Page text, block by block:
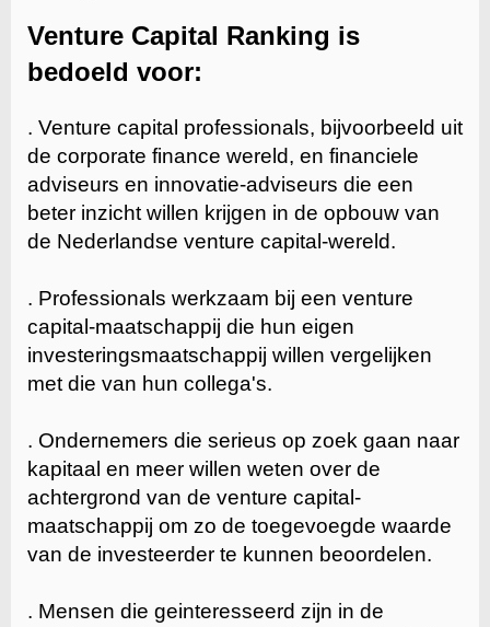
Venture Capital Ranking is
bedoeld voor:
. Venture capital professionals, bijvoorbeeld uit
de corporate finance wereld, en financiele
adviseurs en innovatie-adviseurs die een
beter inzicht willen krijgen in de opbouw van
de Nederlandse venture capital-wereld.
. Professionals werkzaam bij een venture
capital-maatschappij die hun eigen
investeringsmaatschappij willen vergelijken
met die van hun collega's.
. Ondernemers die serieus op zoek gaan naar
kapitaal en meer willen weten over de
achtergrond van de venture capital-
maatschappij om zo de toegevoegde waarde
van de investeerder te kunnen beoordelen.
. Mensen die geinteresseerd zijn in de